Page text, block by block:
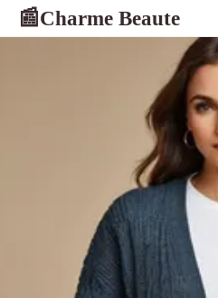
📰Charme Beaute